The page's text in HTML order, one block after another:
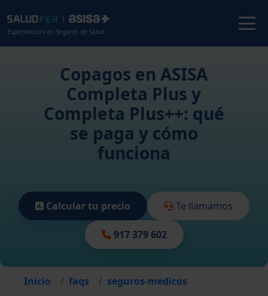
Especialistas en Seguros de Salud
Copagos en ASISA
Completa Plus y
Completa Plus++: qué
se paga y cómo
funciona
Calcular tu precio Te llamamos
917 379 602
Inicio faqs
seguros-medicos